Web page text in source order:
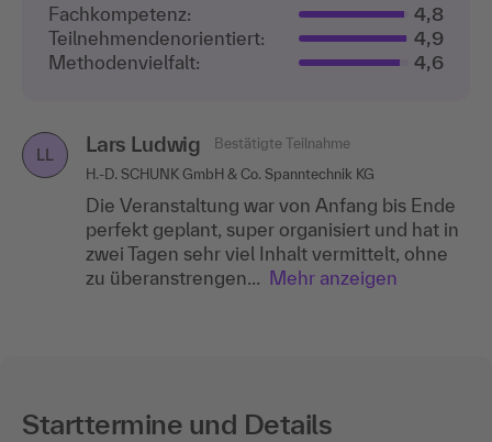
Fachkompetenz:
4,8
Teilnehmenden­orientiert:
4,9
Methodenvielfalt:
4,6
LL Lars Ludwig
Bestätigte Teilnahme
H.-D. SCHUNK GmbH & Co. Spanntechnik KG
Die Veranstaltung war von Anfang bis Ende
perfekt geplant, super organisiert und hat in
zwei Tagen sehr viel Inhalt vermittelt, ohne
zu überanstrengen... Mehr anzeigen
Starttermine und Details